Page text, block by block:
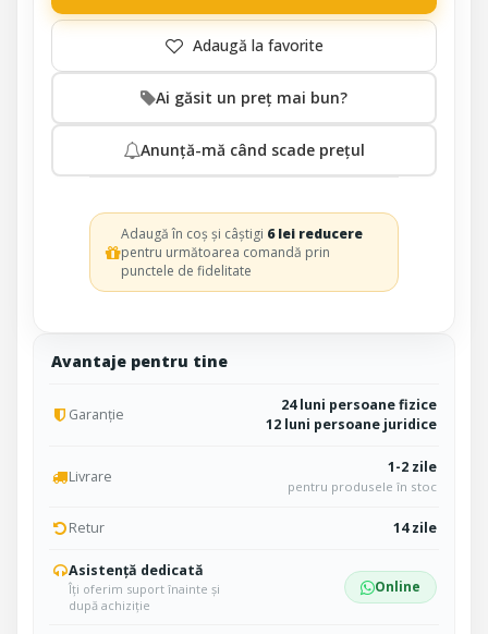
Avantaje pentru tine
Garanție
24 luni persoane fizice
12 luni persoane juridice
Livrare 1-2 zile
pentru produsele în stoc
Retur 14 zile
Asistență dedicată
Îți oferim suport înainte și
după achiziție
Online
Ai găsit un preț mai bun?
Anunță-mă când scade prețul
Adaugă în coș și câștigi 6 lei reducere
pentru următoarea comandă prin
punctele de fidelitate